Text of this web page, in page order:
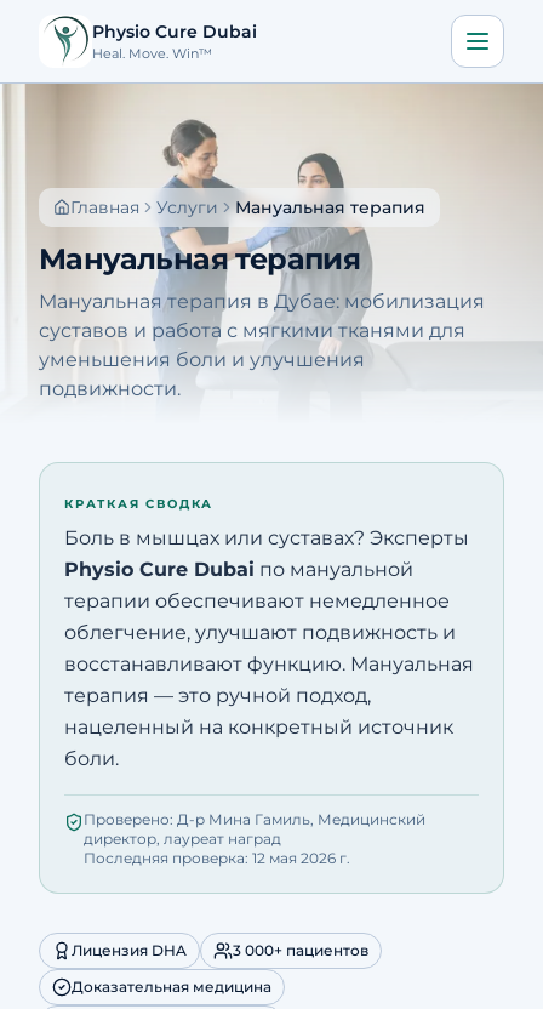
Physio Cure Dubai
Heal. Move. Win™
О нас
Блог
Контакты
Скачать приложение 🇷🇺
Построить маршрут
Главная Услуги Мануальная терапия
Мануальная терапия
Мануальная терапия в Дубае: мобилизация
суставов и работа с мягкими тканями для
уменьшения боли и улучшения
подвижности.
КРАТКАЯ СВОДКА
Боль в мышцах или суставах? Эксперты
Physio Cure Dubai по мануальной
терапии обеспечивают немедленное
облегчение, улучшают подвижность и
восстанавливают функцию. Мануальная
терапия — это ручной подход,
нацеленный на конкретный источник
боли.
Проверено: Д-р Мина Гамиль, Медицинский
директор, лауреат наград
Последняя проверка: 12 мая 2026 г.
Лицензия DHA
3 000+ пациентов
Доказательная медицина